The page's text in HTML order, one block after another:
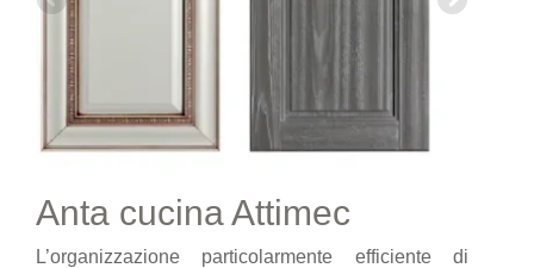
Anta cucina Attimec
L’organizzazione particolarmente efficiente di